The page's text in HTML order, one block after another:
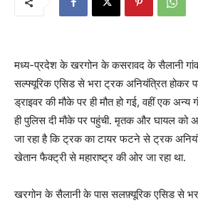
मध्य-प्रदेश के खरगोन के कसरावद के सैलानी
सल्फ्यूरिक एसिड से भरा ट्रक अनियंत्रित
ड्राइवर की मौके पर ही मौत हो गई, वहीं एक
ही पुलिस दी मौके पर पहुंची. मृतक और घायल को
जा रहा है कि ट्रक का टायर फटने से ट्रक
खेतान फैक्ट्री से महाराष्ट्र की ओर जा रहा था.
खरगोन के सैलानी के पास सलफ़्यूरिक एसिड से